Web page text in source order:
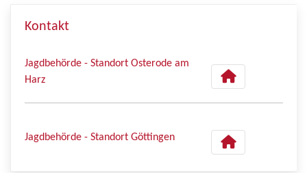
Kontakt
Jagdbehörde - Standort Osterode am
Harz
Jagdbehörde - Standort Göttingen